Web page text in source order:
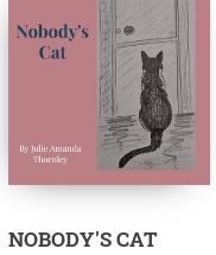
NOBODY'S CAT